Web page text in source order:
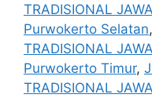
TRADISIONAL
Purwokerto Selatan,
TRADISIONAL
Purwokerto Timur,
TRADISIONAL